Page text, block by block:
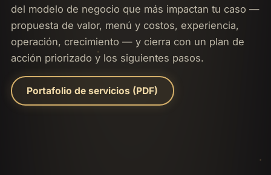
del modelo de negocio que más impactan tu caso —
propuesta de valor, menú y costos, experiencia,
operación, crecimiento — y cierra con un plan de
acción priorizado y los siguientes pasos.
Portafolio de servicios (PDF)